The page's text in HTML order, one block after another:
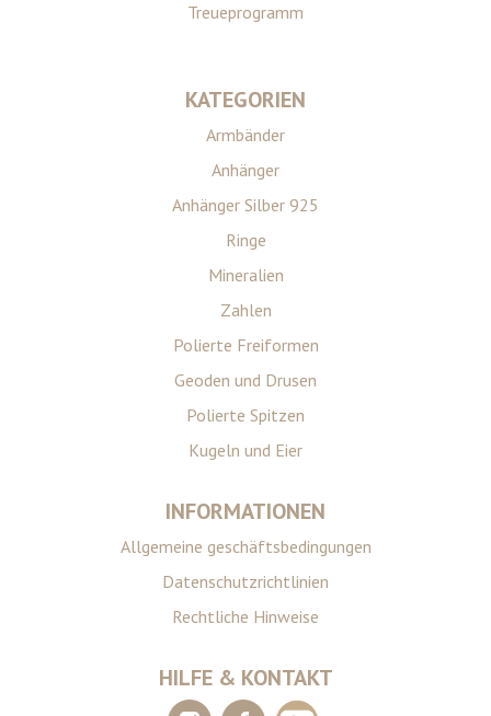
Treueprogramm
KATEGORIEN
Armbänder
Anhänger
Anhänger Silber 925
Ringe
Mineralien
Zahlen
Polierte Freiformen
Geoden und Drusen
Polierte Spitzen
Kugeln und Eier
INFORMATIONEN
Allgemeine geschäftsbedingungen
Datenschutzrichtlinien
Rechtliche Hinweise
HILFE & KONTAKT